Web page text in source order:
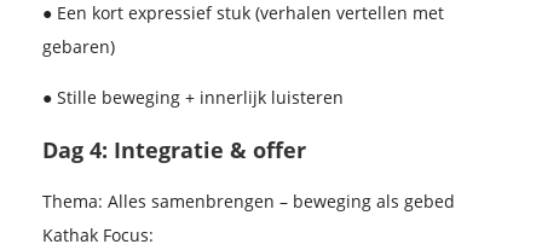
● Een kort expressief stuk (verhalen vertellen met
gebaren)
● Stille beweging + innerlijk luisteren
Dag 4: Integratie & offer
Thema: Alles samenbrengen – beweging als gebed
Kathak Focus: